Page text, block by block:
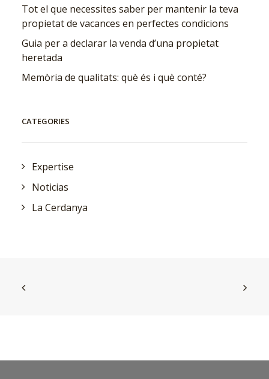
Tot el que necessites saber per mantenir la teva
propietat de vacances en perfectes condicions
Guia per a declarar la venda d’una propietat
heretada
Memòria de qualitats: què és i què conté?
CATEGORIES
Expertise
Noticias
La Cerdanya